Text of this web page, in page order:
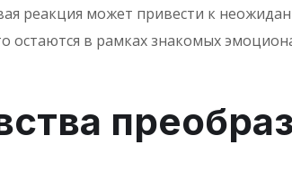
реакция может привести к
остаются в рамках знакомых